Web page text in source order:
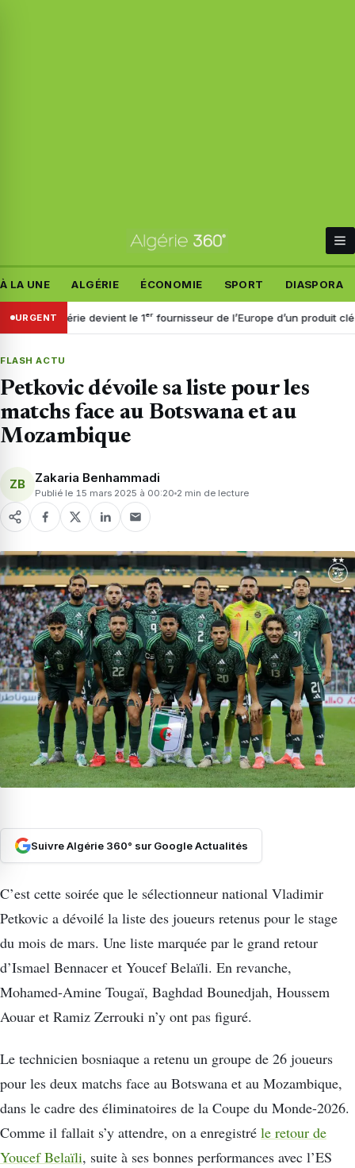
À LA UNE ALGÉRIE ÉCONOMIE SPORT DIASPORA
URGENTdevient le 1ᵉʳ fournisseur de l’Europe d’un produit clé pour
FLASH ACTU
Petkovic dévoile sa liste pour les
matchs face au Botswana et au
Mozambique
ZB Zakaria Benhammadi
Publié le 15 mars 2025 à 00:20 2 min de lecture
Suivre Algérie 360° sur Google Actualités
C’est cette soirée que le sélectionneur national Vladimir
Petkovic a dévoilé la liste des joueurs retenus pour le stage
du mois de mars. Une liste marquée par le grand retour
d’Ismael Bennacer et Youcef Belaïli. En revanche,
Mohamed-Amine Tougaï, Baghdad Bounedjah, Houssem
Aouar et Ramiz Zerrouki n’y ont pas figuré.
Le technicien bosniaque a retenu un groupe de 26 joueurs
pour les deux matchs face au Botswana et au Mozambique,
dans le cadre des éliminatoires de la Coupe du Monde-2026.
Comme il fallait s’y attendre, on a enregistré le retour de
Youcef Belaïli, suite à ses bonnes performances avec l’ES